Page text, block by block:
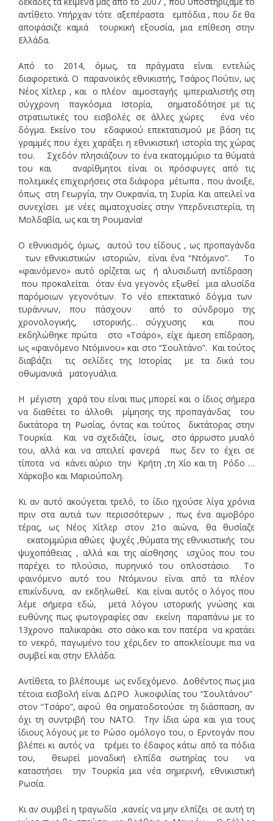
αντίθετο. Υπήρχαν τότε αξεπέραστα εμπόδια , που δε θα
αποφάσιζε καμιά τουρκική εξουσία, μια επίθεση στην
Ελλάδα.
Από το 2014, όμως, τα πράγματα είναι εντελώς
διαφορετικά. Ο παρανοϊκός εθνικιστής, Τσάρος Πούτιν, ως
Νέος Χίτλερ , και ο πλέον αιμοσταγής ιμπεριαλιστής στη
σύγχρονη παγκόσμια Ιστορία, σηματοδότησε με τις
στρατιωτικές του εισβολές σε άλλες χώρες ένα νέο
δόγμα. Εκείνο του εδαφικού επεκτατισμού με βάση τις
γραμμές που έχει χαράξει η εθνικιστική ιστορία της χώρας
του. Σχεδόν πλησιάζουν το ένα εκατομμύριο τα θύματά
του και αναρίθμητοι είναι οι πρόσφυγες από τις
πολεμικές επιχειρήσεις στα διάφορα μέτωπα , που άνοιξε,
όπως στη Γεωργία, την Ουκρανία, τη Συρία. Και απειλεί να
συνεχίσει με νέες αιματοχυσίες στην Υπερδνειστερία, τη
Μολδαβία, ως και τη Ρουμανία!
Ο εθνικισμός, όμως, αυτού του είδους , ως προπαγάνδα
των εθνικιστικών ιστοριών, είναι ένα “Ντόμινο”. Το
«φαινόμενο» αυτό ορίζεται ως ή αλυσιδωτή αντίδραση
που προκαλείται όταν ένα γεγονός εξωθεί μια αλυσίδα
παρόμοιων γεγονότων. Το νέο επεκτατικό δόγμα των
τυράννων, που πάσχουν από το σύνδρομο της
χρονολογικής, ιστορικής… σύγχυσης και που
εκδηλώθηκε πρώτα στο «Τσάρο», είχε άμεση επίδραση,
ως «φαινόμενο Ντόμινου» και στο “Σουλτάνο”. Και τούτος
διαβάζει τις σελίδες της Ιστορίας με τα δικά του
οθωμανικά ματογυάλια.
Η μέγιστη χαρά του είναι πως μπορεί και ο ίδιος σήμερα
να διαθέτει το άλλοθι μίμησης της προπαγάνδας του
δικτάτορα τη Ρωσίας, όντας και τούτος δικτάτορας στην
Τουρκία. Και να σχεδιάζει, ίσως, στο άρρωστο μυαλό
του, αλλά και να απειλεί φανερά πως δεν το έχει σε
τίποτα να κάνει αύριο την Κρήτη ,τη Χίο και τη Ρόδο …
Χάρκοβο και Μαριούπολη.
Κι αν αυτό ακούγεται τρελό, το ίδιο ηχούσε λίγα χρόνια
πριν στα αυτιά των περισσότερων , πως ένα αιμοβόρο
τέρας, ως Νέος Χίτλερ στον 21ο αιώνα, θα θυσίαζε
εκατομμύρια αθώες ψυχές ,θύματα της εθνικιστικής του
ψυχοπάθειας , αλλά και της αίσθησης ισχύος που του
παρέχει το πλούσιο, πυρηνικό του οπλοστάσιο. Το
φαινόμενο αυτό του Ντόμινου είναι από τα πλέον
επικίνδυνα, αν εκδηλωθεί. Και είναι αυτός ο λόγος που
λέμε σήμερα εδώ, μετά λόγου ιστορικής γνώσης και
ευθύνης πως φωτογραφίες σαν εκείνη παραπάνω με το
13χρονο παλικαράκι στο σάκο και τον πατέρα να κρατάει
το νεκρό, παγωμένο του χέρι,δεν το αποκλείουμε πια να
συμβεί και στην Ελλάδα.
Αντίθετα, το βλέπουμε ως ενδεχόμενο. Δοθέντος πως μια
τέτοια εισβολή είναι ΔΩΡΟ λυκοφιλίας του “Σουλτάνου”
στον “Τσάρο”, αφού θα σηματοδοτούσε τη διάσπαση, αν
όχι τη συντριβή του ΝΑΤΟ. Την ίδια ώρα και για τους
ίδιους λόγους με το Ρώσο ομόλογο του, ο Ερντογάν που
βλέπει κι αυτός να τρέμει το έδαφος κάτω από τα πόδια
του, θεωρεί μοναδική ελπίδα σωτηρίας του να
καταστήσει την Τουρκία μια νέα σημερινή, εθνικιστική
Ρωσία.
Κι αν συμβεί η τραγωδία ,κανείς να μην ελπίζει σε αυτή τη